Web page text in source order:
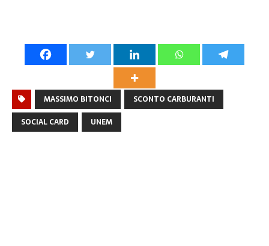
MASSIMO BITONCI
SCONTO CARBURANTI
SOCIAL CARD
UNEM